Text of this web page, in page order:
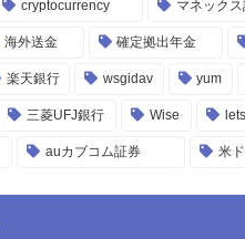
cryptocurrency マネック
海外送金 確定拠出年金
楽天銀行 wsgidav yum
三菱UFJ銀行 Wise
auカブコム証券 米